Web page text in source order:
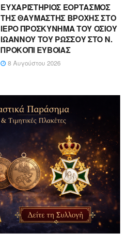
ΕΥΧΑΡΙΣΤΗΡΙΟΣ ΕΟΡΤΑΣΜΟΣ
ΤΗΣ ΘΑΥΜΑΣΤΗΣ ΒΡΟΧΗΣ ΣΤΟ
ΙΕΡΟ ΠΡΟΣΚΥΝΗΜΑ ΤΟΥ ΟΣΙΟΥ
ΙΩΑΝΝΟΥ ΤΟΥ ΡΩΣΣΟΥ ΣΤΟ Ν.
ΠΡΟΚΟΠΙ ΕΥΒΟΙΑΣ
8 Αυγούστου 2026